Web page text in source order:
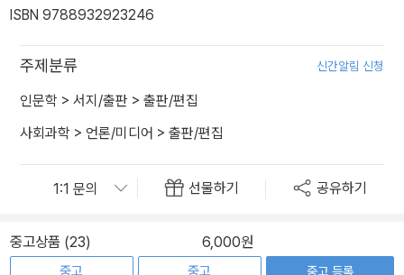
ISBN 9788932923246
주제분류 신간알림 신청
인문학 > 서지/출판 > 출판/편집
사회과학 > 언론/미디어 > 출판/편집
선물하기 공유하기
중고상품 (23) 6,000원
중고
중고
중고 등록